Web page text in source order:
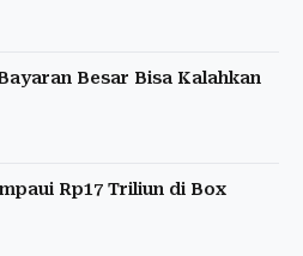
Besar Bisa Kalahkan
Rp17 Triliun di Box